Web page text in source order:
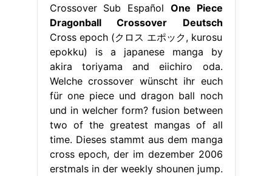
Crossover Sub Español One Piece
Dragonball Crossover Deutsch
Cross epoch (クロス エポック, kurosu
epokku) is a japanese manga by
akira toriyama and eiichiro oda.
Welche crossover wünscht ihr euch
für one piece und dragon ball noch
und in welcher form? fusion between
two of the greatest mangas of all
time. Dieses stammt aus dem manga
cross epoch, der im dezember 2006
erstmals in der weekly shounen jump.